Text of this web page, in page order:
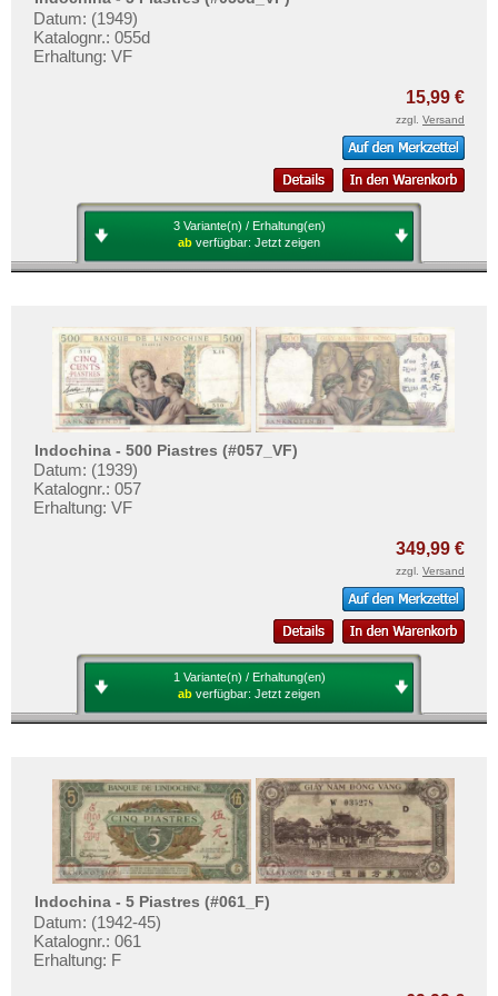
Portugiesisch Indien
Saudi Arabien
Singapur
Südkorea
Syrien
Tadschikistan
Thailand
Timor
Turkmenistan
Usbekistan
Vereinigte Arabische Emirate
Vietnam
Datum: (1949)
Katalognr.: 055d
Erhaltung: VF
15,99 €
zzgl. Versand
3 Variante(n) / Erhaltung(en)
ab verfügbar: Jetzt zeigen
Indochina - 500 Piastres (#057_VF)
Datum: (1939)
Katalognr.: 057
Erhaltung: VF
349,99 €
zzgl. Versand
1 Variante(n) / Erhaltung(en)
ab verfügbar: Jetzt zeigen
Indochina - 5 Piastres (#061_F)
Datum: (1942-45)
Katalognr.: 061
Erhaltung: F